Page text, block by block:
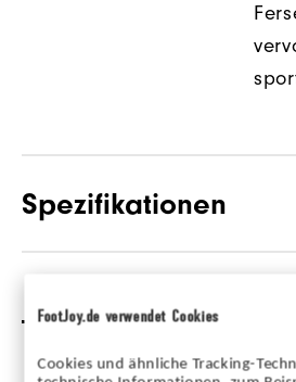
FootJoy.de verwendet Cookies
Cookies und ähnliche Tracking-
Spezifikationen
Leisten